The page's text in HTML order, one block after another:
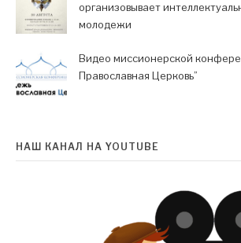
организовывает
молодежи
Видео миссионерской
Православная Церковь”
НАШ КАНАЛ НА YOUTUBE